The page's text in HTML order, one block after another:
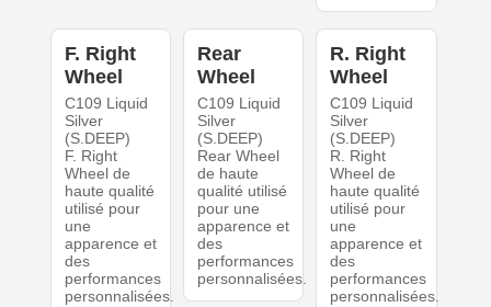
F. Right
Wheel
C109 Liquid
Silver
(S.DEEP)
F. Right
Wheel de
haute qualité
utilisé pour
une
apparence et
des
performances
personnalisées.
Rear
Wheel
C109 Liquid
Silver
(S.DEEP)
Rear Wheel
de haute
qualité utilisé
pour une
apparence et
des
performances
personnalisées.
R. Right
Wheel
C109 Liquid
Silver
(S.DEEP)
R. Right
Wheel de
haute qualité
utilisé pour
une
apparence et
des
performances
personnalisées.